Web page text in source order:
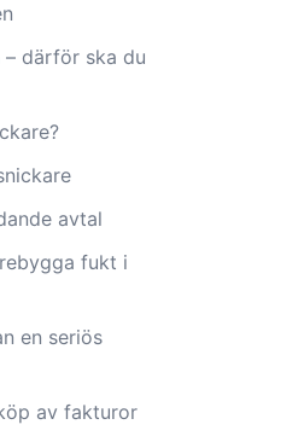
– därför ska du
avtal
fukt i
en seriös
av fakturor